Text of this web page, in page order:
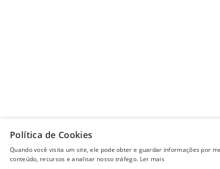
Política de Cookies
Quando você visita um site, ele pode obter e guardar informações por
conteúdo, recursos e analisar nosso tráfego. Ler mais